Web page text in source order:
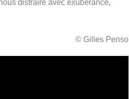
distraire avec exubérance,
© Gilles Penso